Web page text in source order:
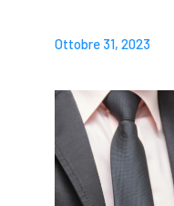
Ottobre 31, 2023